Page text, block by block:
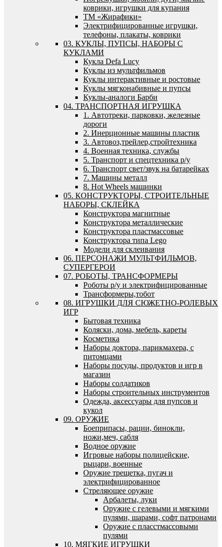
коврики, игрушки для купания
ТМ «Жирафики»
Электрифицированные игрушки,
телефоны, плакаты, коврики
03. КУКЛЫ, ПУПСЫ, НАБОРЫ С
КУКЛАМИ
Кукла Defa Lucy
Куклы из мультфильмов
Куклы интерактивные и ростовые
Куклы мягконабивные и пупсы
Куклы-аналоги Барби
04. ТРАНСПОРТНАЯ ИГРУШКА
1. Автотреки, парковки, железные
дороги
2. Инерционные машины пластик
3. Автовоз,трейлер,стройтехника
4. Военная техника, службы
5. Транспорт и спецтехника р/у
6. Транспорт свет/звук на батарейках
7. Машины металл
8. Hot Wheels машинки
05. КОНСТРУКТОРЫ, СТРОИТЕЛЬНЫЕ
НАБОРЫ, СКЛЕЙКА
Конструктора магнитные
Конструктора металлические
Конструктора пластмассовые
Конструктора типа Lego
Модели для склеивания
06. ПЕРСОНАЖИ МУЛЬТФИЛЬМОВ,
СУПЕРГЕРОИ
07. РОБОТЫ, ТРАНСФОРМЕРЫ
Роботы р/у и электрифицированные
Трансформеры,тобот
08. ИГРУШКИ ДЛЯ СЮЖЕТНО-РОЛЕВЫХ
ИГР
Бытовая техника
Коляски, дома, мебель, кареты
Косметика
Наборы доктора, парикмахера, с
питомцами
Наборы посуды, продуктов и игр в
магазин
Наборы солдатиков
Наборы строительных инструментов
Одежда, аксессуары для пупсов и
кукол
09. ОРУЖИЕ
Боеприпасы, рации, бинокли,
ножи,меч, сабля
Водное оружие
Игровые наборы полицейские,
рыцари, военные
Оружие трещетка, пугач и
электрифицированное
Стреляющее оружие
Арбалеты, луки
Оружие с гелевыми и мягкими
пулями, шарами, софт патронами
Оружие с пласстмассовыми
пулями
10. МЯГКИЕ ИГРУШКИ